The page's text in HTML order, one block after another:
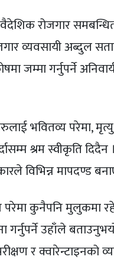
वैदेशिक रोजगार
व्यवसायी अब्दुल
जम्मा गर्नुपर्ने
भवितव्य परेमा,
श्रम स्वीकृति दिदैन
विभिन्न मापदण्ड
कुनैपनि मुलुकमा
उहाँले
र क्वारेन्टाइनको